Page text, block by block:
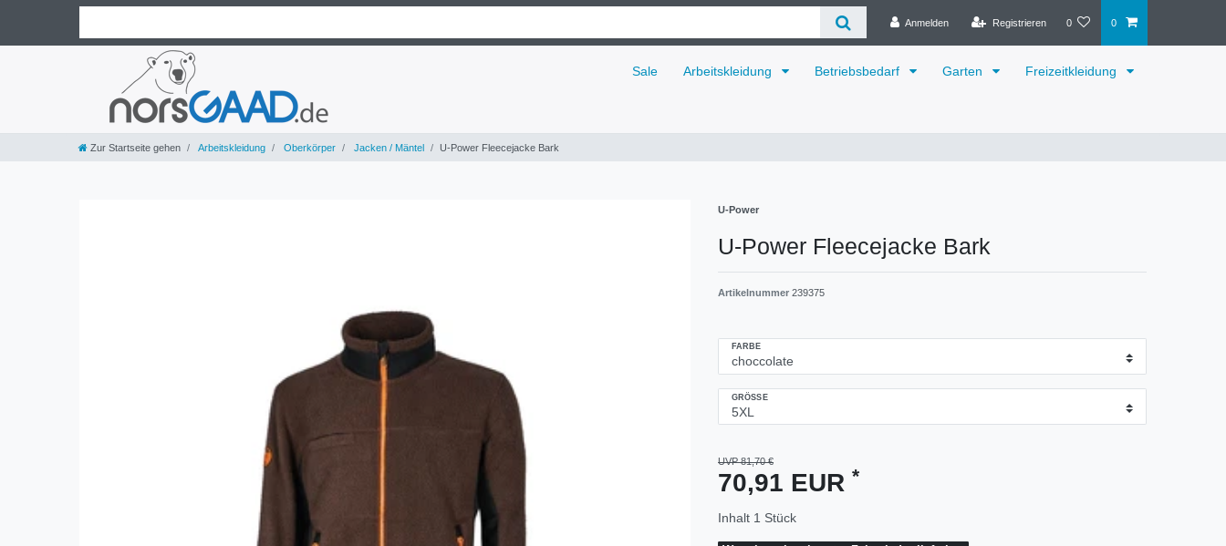
Anmelden Registrieren 0 0
Sale Arbeitskleidung Betriebsbedarf Garten Freizeitkleidung
Zur Startseite gehen Arbeitskleidung Oberkörper Jacken / Mäntel U-Power Fleecejacke Bark
U-Power
U-Power Fleecejacke Bark
Artikelnummer 239375
FARBE
GRÖSSE
UVP 81,70 €
70,91 EUR *
Inhalt 1 Stück